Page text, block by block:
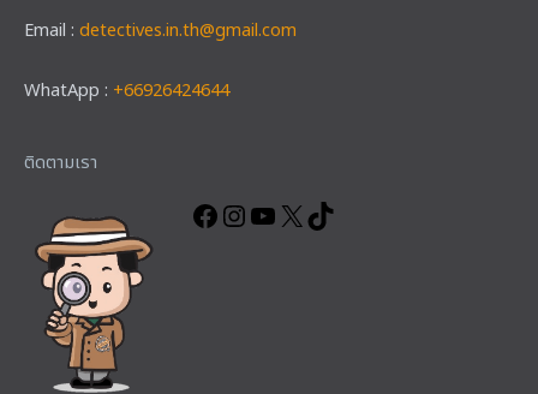
Email : detectives.in.th@gmail.com
WhatApp : +66926424644
ติดตามเรา